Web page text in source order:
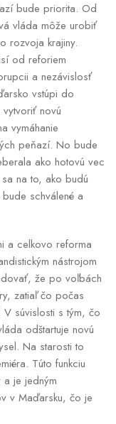
bude priorita. Od
vláda môže urobiť
rozvoja krajiny.
od reforiem
a nezávislosť
vstúpi do
novú
vymáhanie
peňazí. No bude
ako hotovú vec
na to, ako budú
schválené a
a celkovo reforma
nástrojom
že po voľbách
zatiaľ čo počas
súvislosti s tým, čo
odštartuje novú
Na starosti to
Túto funkciu
a je jedným
v Maďarsku, čo je